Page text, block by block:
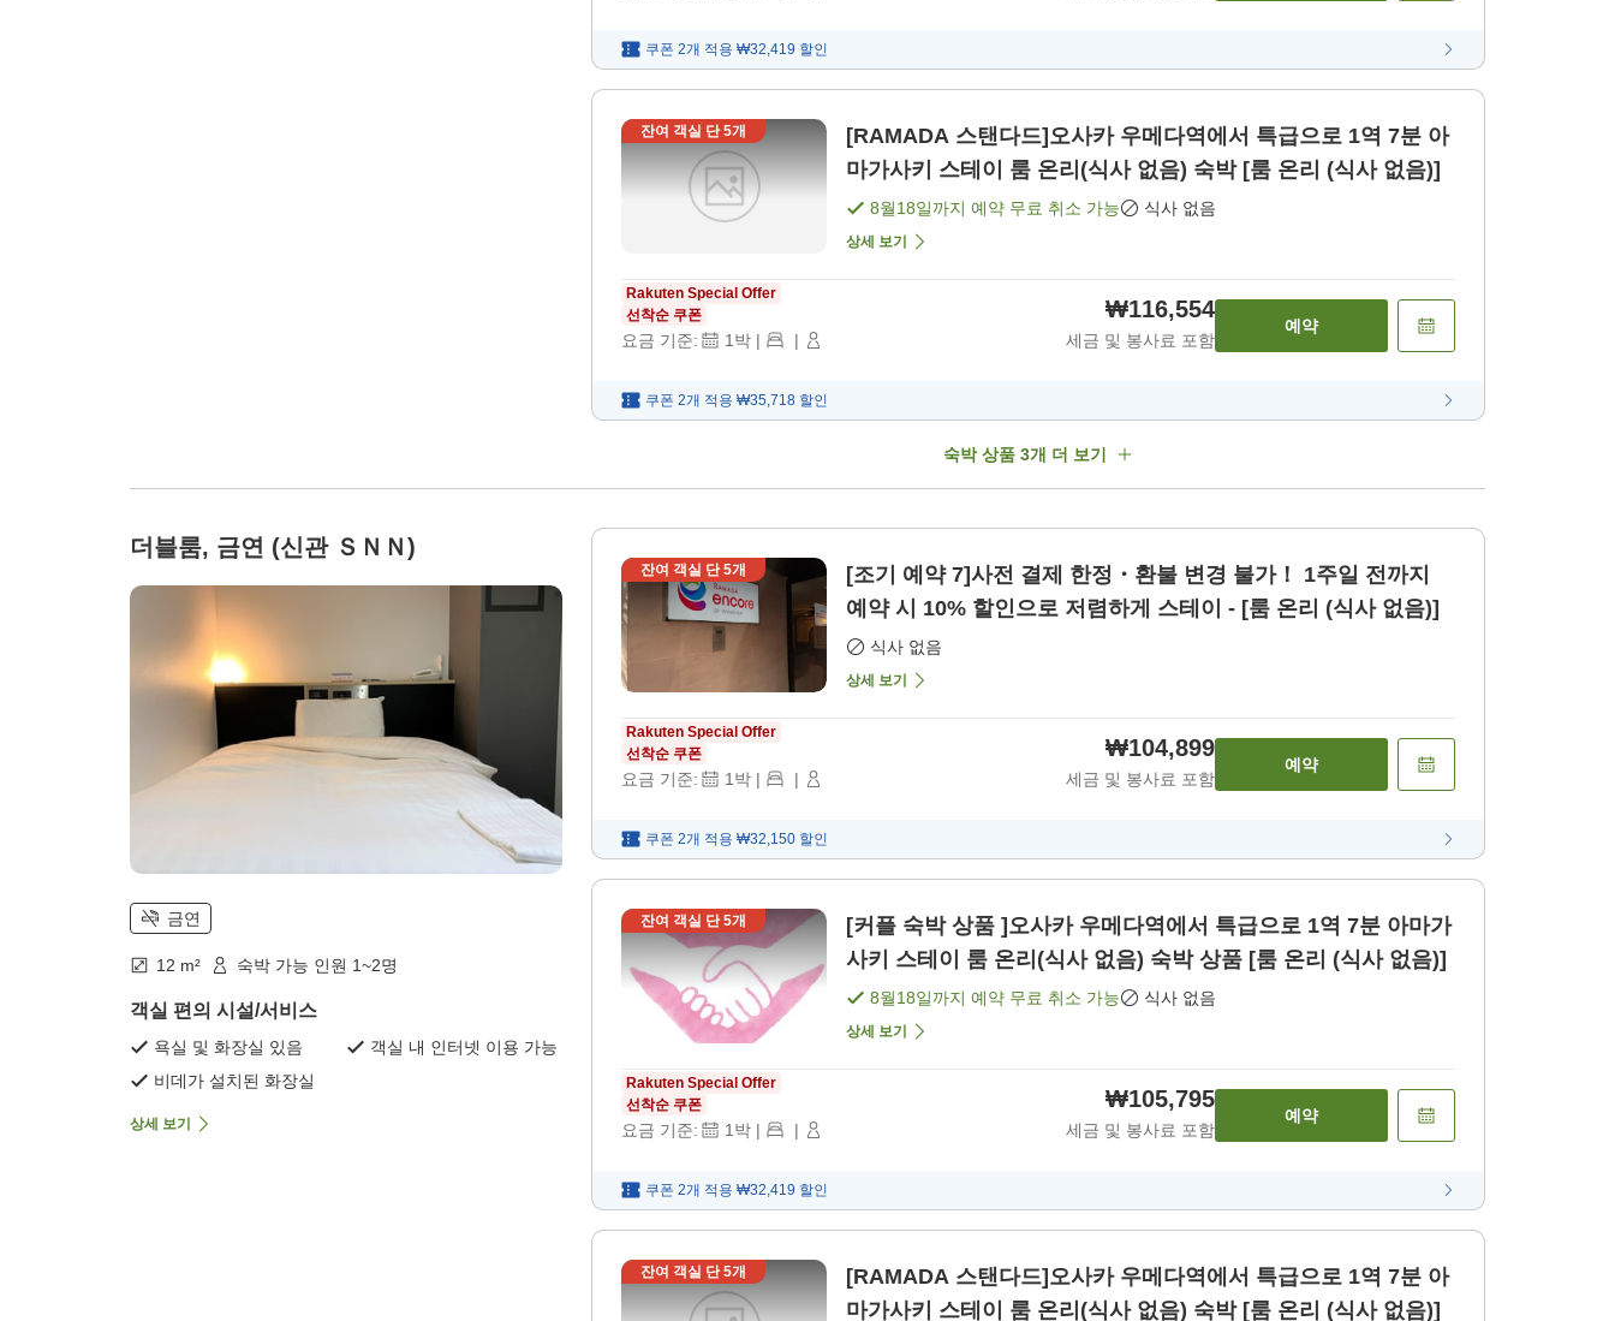
쿠폰 2개 적용 ₩32,419 할인
잔여 객실 단5개
[RAMADA 스탠다드]오사카 우메다역에서 특급으로 1역 7분 아
마가사키 스테이 룸 온리(식사 없음) 숙박 [룸 온리 (식사 없음)]
8월18일까지 예약 무료 취소 가능 식사 없음
상세 보기
Rakuten Special Offer
선착순 쿠폰
요금 기준: 1 박 | |
₩116,554
세금 및 봉사료 포함
예약
쿠폰 2개 적용 ₩35,718 할인
숙박 상품 3개 더 보기
더블룸, 금연 (신관 ＳＮＮ)
금연
12 m² 숙박 가능 인원 1~2명
객실 편의 시설/서비스
욕실 및 화장실 있음
객실 내 인터넷 이용 가능
비데가 설치된 화장실
상세 보기
잔여 객실 단5개
[조기 예약 7]사전 결제 한정・환불 변경 불가！ 1주일 전까지
예약 시 10% 할인으로 저렴하게 스테이 - [룸 온리 (식사 없음)]
식사 없음
상세 보기
Rakuten Special Offer
선착순 쿠폰
요금 기준: 1 박 | |
₩104,899
세금 및 봉사료 포함
예약
쿠폰 2개 적용 ₩32,150 할인
잔여 객실 단5개
[커플 숙박 상품 ]오사카 우메다역에서 특급으로 1역 7분 아마가
사키 스테이 룸 온리(식사 없음) 숙박 상품 [룸 온리 (식사 없음)]
8월18일까지 예약 무료 취소 가능 식사 없음
상세 보기
Rakuten Special Offer
선착순 쿠폰
요금 기준: 1 박 | |
₩105,795
세금 및 봉사료 포함
예약
쿠폰 2개 적용 ₩32,419 할인
잔여 객실 단5개
[RAMADA 스탠다드]오사카 우메다역에서 특급으로 1역 7분 아
마가사키 스테이 룸 온리(식사 없음) 숙박 [룸 온리 (식사 없음)]